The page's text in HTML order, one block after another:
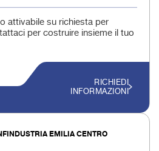
attivabile su richiesta per
per costruire insieme il tuo
RICHIEDI
INFORMAZIONI
EMILIA CENTRO